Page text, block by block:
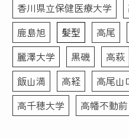
香川県立保健医療大学
鹿島旭
髪型 高尾
麗澤大学
黒磯 高萩
飯山満
高経 高尾山
高千穂大学
高幡不動前